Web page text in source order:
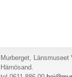
Murberget,
Härnösand.